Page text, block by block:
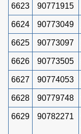
6623 90771915
6624 90773049
6625 90773097
6626 90773505
6627 90774053
6628 90779748
6629 90782271